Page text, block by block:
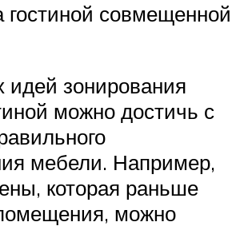
гостиной совмещенной
идей зонирования
можно достичь с
мебели. Например,
которая раньше
можно